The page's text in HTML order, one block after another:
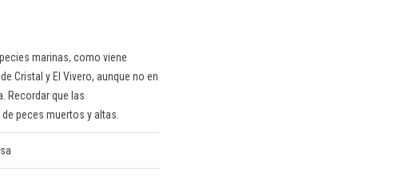
marinas, como viene
Cristal y El Vivero, aunque no en
Recordar que las
peces muertos y altas.